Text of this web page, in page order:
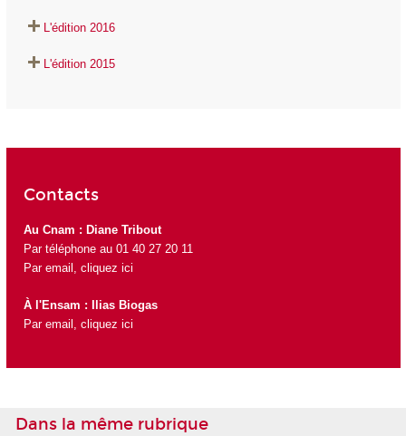
L'édition 2016
L'édition 2015
Contacts
Au Cnam : Diane Tribout
Par téléphone au 01 40 27 20 11
Par email, cliquez ici
À l'Ensam : Ilias Biogas
Par email, cliquez ici
Dans la même rubrique